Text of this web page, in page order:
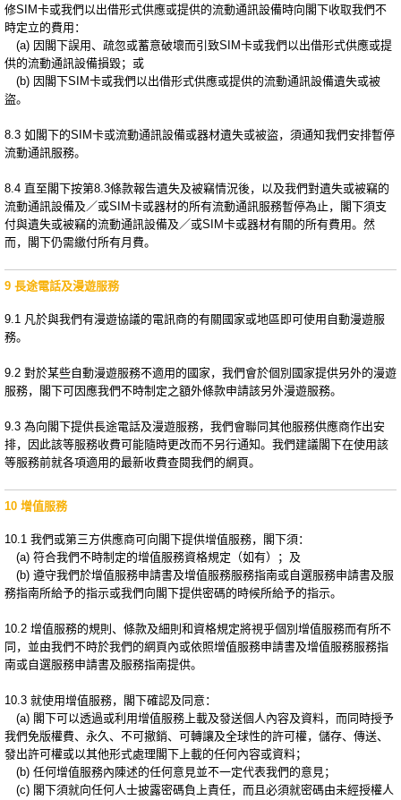
修SIM卡或我們以出借形式供應或提供的流動通訊設備時向閣下收取我們不
時定立的費用：
(a) 因閣下誤用、疏忽或蓄意破壞而引致SIM卡或我們以出借形式供應或提
供的流動通訊設備損毀；或
(b) 因閣下SIM卡或我們以出借形式供應或提供的流動通訊設備遺失或被
盜。
8.3 如閣下的SIM卡或流動通訊設備或器材遺失或被盜，須通知我們安排暫停
流動通訊服務。
8.4 直至閣下按第8.3條款報告遺失及被竊情況後，以及我們對遺失或被竊的
流動通訊設備及／或SIM卡或器材的所有流動通訊服務暫停為止，閣下須支
付與遺失或被竊的流動通訊設備及／或SIM卡或器材有關的所有費用。然
而，閣下仍需繳付所有月費。
9 長途電話及漫遊服務
9.1 凡於與我們有漫遊協議的電訊商的有關國家或地區即可使用自動漫遊服
務。
9.2 對於某些自動漫遊服務不適用的國家，我們會於個別國家提供另外的漫遊
服務，閣下可因應我們不時制定之額外條款申請該另外漫遊服務。
9.3 為向閣下提供長途電話及漫遊服務，我們會聯同其他服務供應商作出安
排，因此該等服務收費可能隨時更改而不另行通知。我們建議閣下在使用該
等服務前就各項適用的最新收費查閱我們的網頁。
10 增值服務
10.1 我們或第三方供應商可向閣下提供增值服務，閣下須：
(a) 符合我們不時制定的增值服務資格規定（如有）；及
(b) 遵守我們於增值服務申請書及增值服務服務指南或自選服務申請書及服
務指南所給予的指示或我們向閣下提供密碼的時候所給予的指示。
10.2 增值服務的規則、條款及細則和資格規定將視乎個別增值服務而有所不
同，並由我們不時於我們的網頁內或依照增值服務申請書及增值服務服務指
南或自選服務申請書及服務指南提供。
10.3 就使用增值服務，閣下確認及同意：
(a) 閣下可以透過或利用增值服務上載及發送個人內容及資料，而同時授予
我們免版權費、永久、不可撤銷、可轉讓及全球性的許可權，儲存、傳送、
發出許可權或以其他形式處理閣下上載的任何內容或資料；
(b) 任何增值服務內陳述的任何意見並不一定代表我們的意見；
(c) 閣下須就向任何人士披露密碼負上責任，而且必須就密碼由未經授權人